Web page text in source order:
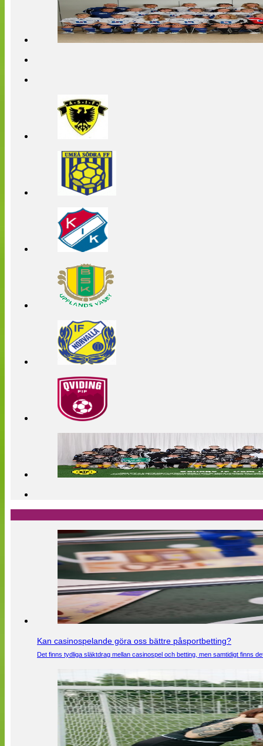
Kan casinospelande göra oss bättre påsportbetting?
Det finns tydliga släktdrag mellan casinospel och betting, men samtidigt finns